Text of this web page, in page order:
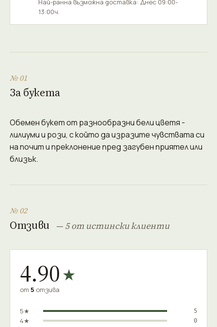
Най-ранна възможна доставка: Днес 09:00-
13:00ч.
№ 01
За букета
Обемен букет от разнообразни бели цветя -
лилиуми и рози, с който да изразите чувствата си
на почит и преклонение пред загубен приятел или
близък.
№ 02
Отзиви — 5 от истински клиенти
4.90★
от 5 отзива
5★ 5
4★ 0